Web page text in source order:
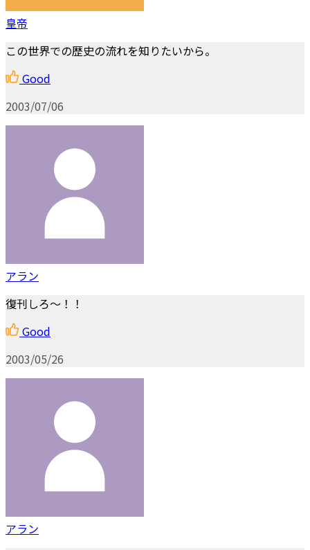
皇帝
この世界での歴史の流れを知りたいから。
Good
2003/07/06
アラン
復刊しろ～！！
Good
2003/05/26
アラン